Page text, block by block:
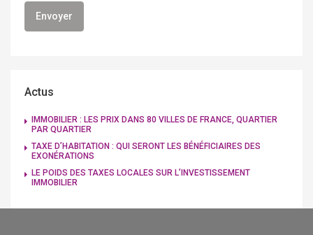
Actus
IMMOBILIER : LES PRIX DANS 80 VILLES DE FRANCE, QUARTIER
PAR QUARTIER
TAXE D’HABITATION : QUI SERONT LES BÉNÉFICIAIRES DES
EXONÉRATIONS
LE POIDS DES TAXES LOCALES SUR L’INVESTISSEMENT
IMMOBILIER